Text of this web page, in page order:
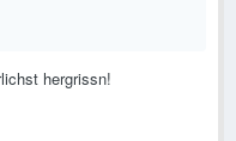
hergrissn!